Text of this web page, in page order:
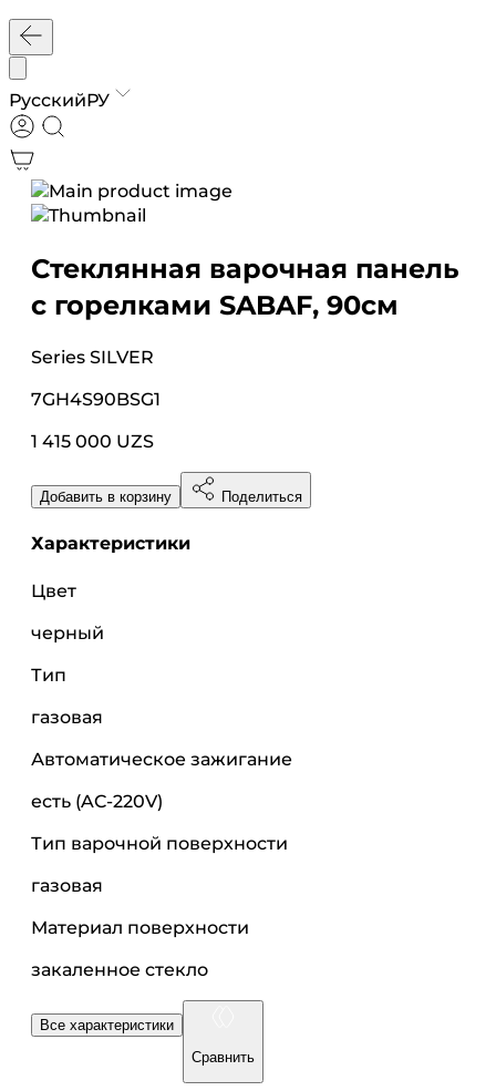
РусскийРУ
Стеклянная варочная панель
с горелками SABAF, 90см
Series SILVER
7GH4S90BSG1
1 415 000 UZS
Добавить в корзину Поделиться
Характеристики
Цвет
черный
Тип
газовая
Автоматическое зажигание
есть (AC-220V)
Тип варочной поверхности
газовая
Материал поверхности
закаленное стекло
Все характеристики
Сравнить